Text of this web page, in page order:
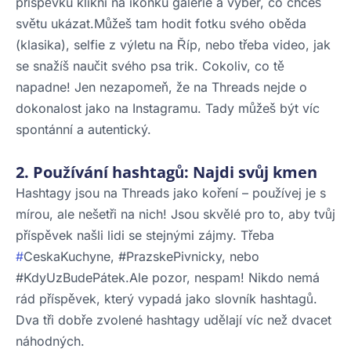
světu ukázat.Můžeš tam hodit fotku svého oběda
(klasika), selfie z výletu na Říp, nebo třeba video, jak
se snažíš naučit svého psa trik. Cokoliv, co tě
napadne! Jen nezapomeň, že na Threads nejde o
dokonalost jako na Instagramu. Tady můžeš být víc
spontánní a autentický.
2. Používání hashtagů: Najdi svůj kmen
Hashtagy jsou na Threads jako koření – používej je s
mírou, ale nešetři na nich! Jsou skvělé pro to, aby tvůj
příspěvek našli lidi se stejnými zájmy. Třeba
#CeskaKuchyne, #PrazskePivnicky, nebo
#KdyUzBudePátek.Ale pozor, nespam! Nikdo nemá
rád příspěvek, který vypadá jako slovník hashtagů.
Dva tři dobře zvolené hashtagy udělají víc než dvacet
náhodných.